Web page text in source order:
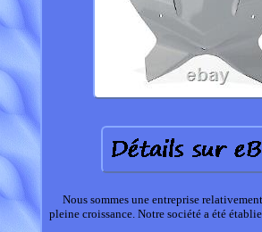
Nous sommes une entreprise
pleine croissance. Notre société a été